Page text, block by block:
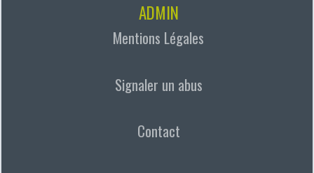
ADMIN
Mentions Légales
Signaler un abus
Contact